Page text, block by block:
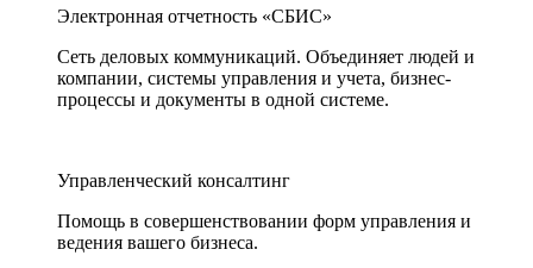
Электронная отчетность «СБИС»
Сеть деловых коммуникаций. Объединяет людей и
компании, системы управления и учета, бизнес-
процессы и документы в одной системе.
Управленческий консалтинг
Помощь в совершенствовании форм управления и
ведения вашего бизнеса.